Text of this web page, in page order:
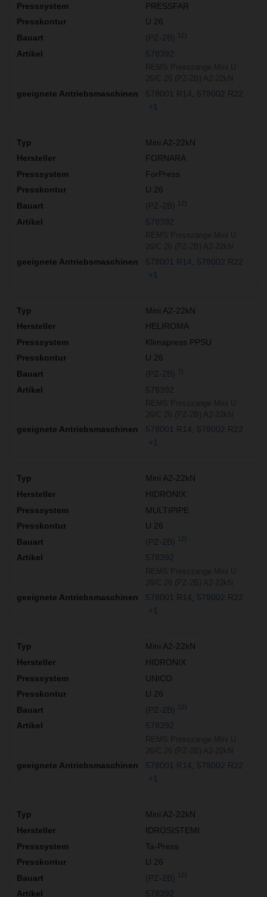
PRESSFAR
U 26
(PZ-2B)
12)
578392
578001 R14
578002 R22
+1
Mini A2-22kN
FORNARA
ForPress
U 26
(PZ-2B)
12)
578392
578001 R14
578002 R22
+1
Mini A2-22kN
HELIROMA
Klimapress PPSU
U 26
(PZ-2B) 7)
578392
578001 R14
578002 R22
+1
Mini A2-22kN
HIDRONIX
MULTIPIPE
U 26
(PZ-2B) 12)
578392
578001 R14
578002 R22
+1
Mini A2-22kN
HIDRONIX
UNICO
U 26
(PZ-2B) 12)
578392
578001 R14
578002 R22
+1
Mini A2-22kN
IDROSISTEMI
Ta-Press
U 26
(PZ-2B)
12)
578392